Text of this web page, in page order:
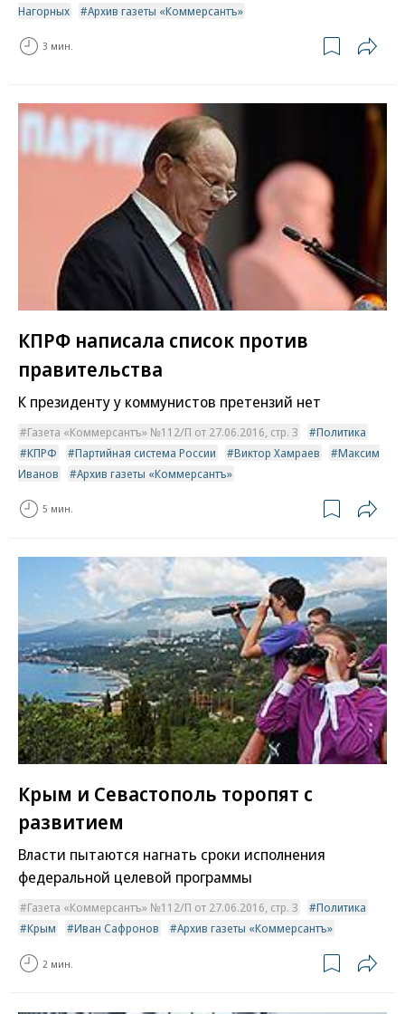
Нагорных Архив газеты «Коммерсантъ»
3 мин.
КПРФ написала список против
правительства
К президенту у коммунистов претензий нет
Газета «Коммерсантъ» №112/П от 27.06.2016, стр. 3
Политика
КПРФ
Партийная система России Виктор Хамраев
Максим
Иванов
Архив газеты «Коммерсантъ»
5 мин.
Крым и Севастополь торопят с
развитием
Власти пытаются нагнать сроки исполнения
федеральной целевой программы
Газета «Коммерсантъ» №112/П от 27.06.2016, стр. 3
Политика
Крым
Иван Сафронов Архив газеты «Коммерсантъ»
2 мин.